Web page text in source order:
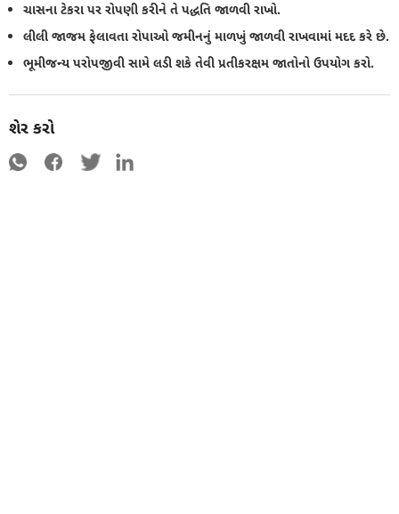
ચાસના ટેકરા પર રોપણી કરીને તે પદ્ધતિ જાળવી રાખો.
લીલી જાજમ ફેલાવતા રોપાઓ જમીનનું માળખું જાળવી રાખવામાં મદદ કરે છે.
ભૂમીજન્ય પરોપજીવી સામે લડી શકે તેવી પ્રતીકરક્ષમ જાતોનો ઉપયોગ કરો.
શેર કરો